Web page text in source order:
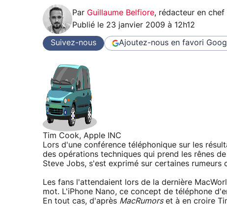
Par Guillaume Belfiore, rédacteur en chef
Publié le 23 janvier 2009 à 12h12
Suivez-nous Ajoutez-nous en favori
Tim Cook, Apple INC
Lors d'une conférence téléphonique sur les
des opérations techniques qui prend les rênes
Steve Jobs, s'est exprimé sur certaines
Les fans l'attendaient lors de la dernière
mot. L'iPhone Nano, ce concept de téléphone
En tout cas, d'après MacRumorset à en croire